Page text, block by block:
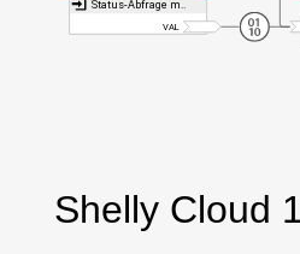
Shelly Cloud